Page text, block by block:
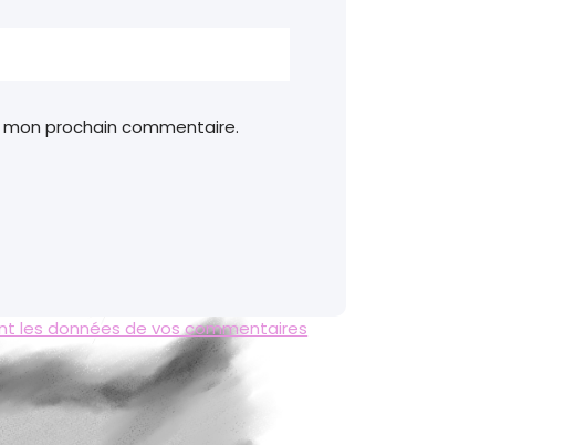
prochain commentaire.
les données de vos commentaires